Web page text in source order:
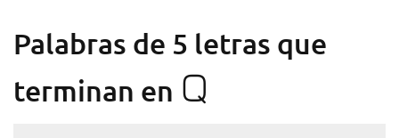
Palabras de 5 letras que
terminan en Q